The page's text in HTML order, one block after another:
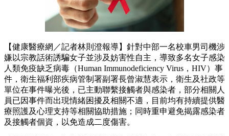
【健康醫療網／記者林則澄報導】針對中部一名校車男司機涉
嫌以宗教話術誘騙女子並涉及妨害性自主，導致多名女子感染
人類免疫缺乏病毒（Human Immunodeficiency Virus，HIV）事
件，衛生福利部疾病管制署副署長曾淑慧表示，衛生及社政等
單位在事件曝光後，已主動聯繫接觸者與感染者，部分相關人
員已因事件而出現情緒困擾及相關不適，目前均有持續提供醫
療照護及心理支持等相關協助措施；同時重申避免揭露感染者
及接觸者個資，以免造成二度傷害。